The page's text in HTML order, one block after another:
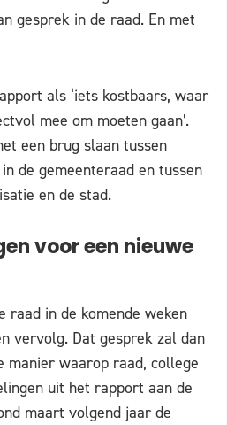
gesprek in de raad. En met
als ‘iets kostbaars, waar
mee om moeten gaan’.
een brug slaan tussen
de gemeenteraad en tussen
en de stad.
voor een nieuwe
raad in de komende weken
vervolg. Dat gesprek zal dan
manier waarop raad, college
uit het rapport aan de
maart volgend jaar de